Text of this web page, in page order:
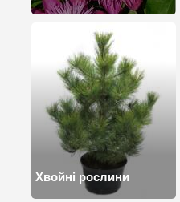
Хвойні рослини